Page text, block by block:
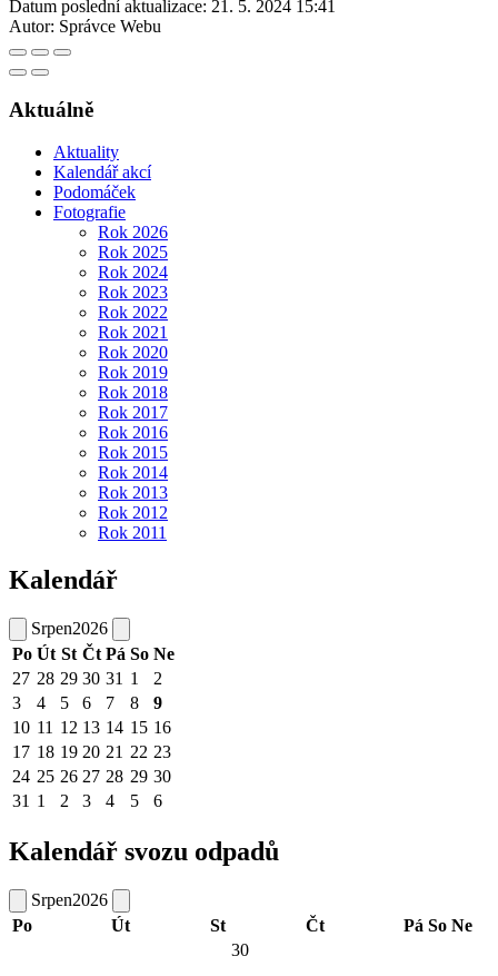
Datum poslední aktualizace: 21. 5. 2024 15:41
Autor: Správce Webu
Aktuálně
Aktuality
Kalendář akcí
Podomáček
Fotografie
Rok 2026
Rok 2025
Rok 2024
Rok 2023
Rok 2022
Rok 2021
Rok 2020
Rok 2019
Rok 2018
Rok 2017
Rok 2016
Rok 2015
Rok 2014
Rok 2013
Rok 2012
Rok 2011
Kalendář
Srpen2026
Po Út St Čt Pá So Ne
27 28 29 30 31 1
2
3
4 5 6 7 8
9
10 11 12 13 14 15 16
17 18 19 20 21 22 23
24 25 26 27 28 29 30
31 1 2 3 4 5 6
Kalendář svozu odpadů
Srpen2026
Po
Út St Čt Pá So Ne
30